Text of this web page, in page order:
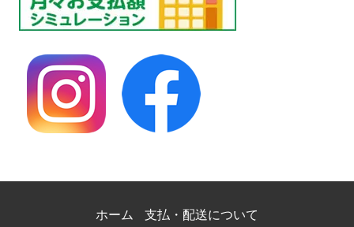
ホーム
支払・配送について